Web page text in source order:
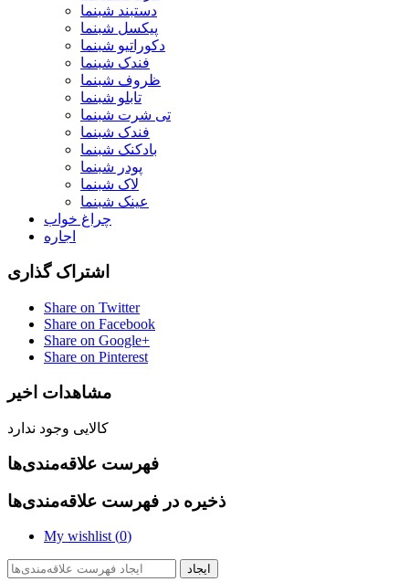
دستبند شبنما
پیکسل شبنما
دکوراتیو شبنما
فندک شبنما
ظروف شبنما
تابلو شبنما
تی شرت شبنما
فندک شبنما
بادکنک شبنما
پودر شبنما
لاک شبنما
عینک شبنما
چراغ خواب
اجاره
اشتراک گذاری
Share on Twitter
Share on Facebook
Share on Google+
Share on Pinterest
مشاهدات اخیر
کالایی وجود ندارد
فهرست علاقه‌مندی‌ها
ذخیره در فهرست علاقه‌مندی‌ها
My wishlist (0)
ایجاد